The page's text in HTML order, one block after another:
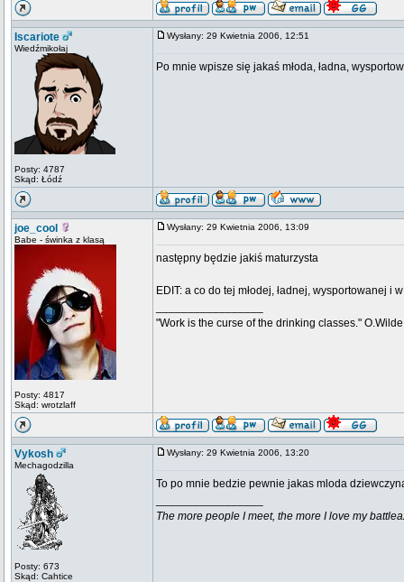
Iscariote
Wiedźmikołaj
Posty: 4787
Skąd: Łódź
Wysłany: 29 Kwietnia 2006, 12:51
Po mnie wpisze się jakaś młoda, ładna,
joe_cool
Babe - świnka z klasą
Posty: 4817
Skąd: wrotzlaff
Wysłany: 29 Kwietnia 2006, 13:09
następny będzie jakiś maturzysta
EDIT: a co do tej młodej, ładnej, wysportowanej
"Work is the curse of the drinking classes." O.Wilde
Vykosh
Mechagodzilla
Posty: 673
Skąd: Cahtice
Wysłany: 29 Kwietnia 2006, 13:20
To po mnie bedzie pewnie jakas mloda
The more people I meet, the more I love my